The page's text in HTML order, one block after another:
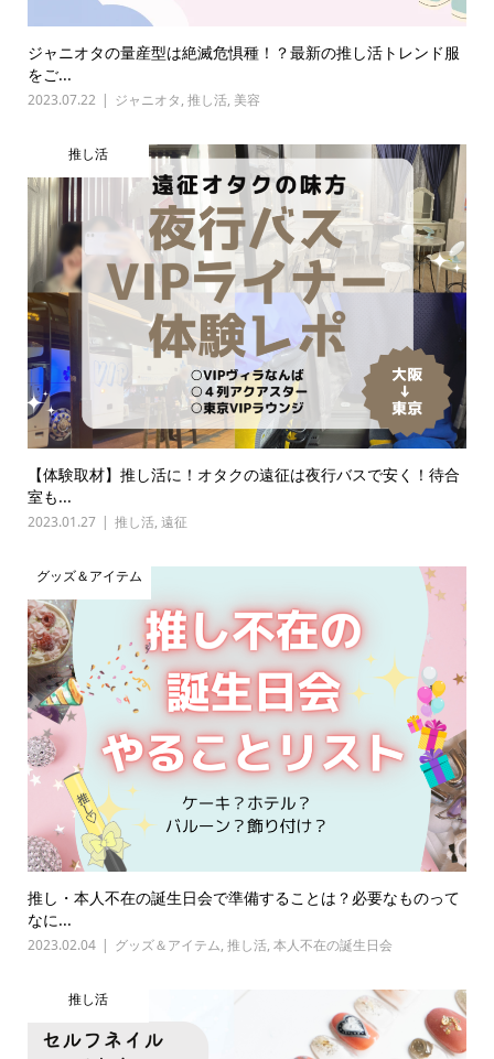
ジャニオタの量産型は絶滅危惧種！？最新の推し活トレンド服
をご...
2023.07.22 ジャニオタ, 推し活, 美容
推し活
【体験取材】推し活に！オタクの遠征は夜行バスで安く！待合
室も...
2023.01.27 推し活, 遠征
グッズ＆アイテム
推し・本人不在の誕生日会で準備することは？必要なものって
なに...
2023.02.04 グッズ＆アイテム, 推し活, 本人不在の誕生日会
推し活